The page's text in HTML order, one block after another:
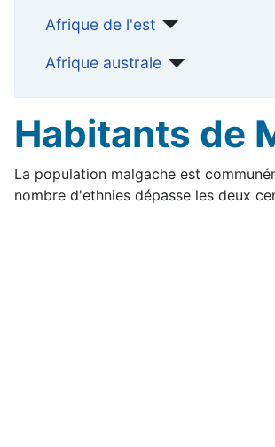
Afrique de l'est
Afrique australe
Habitants de
La population malgache est
nombre d'ethnies dépasse les deux